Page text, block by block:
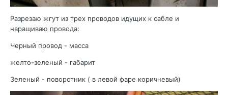
Разрезаю жгут из трех проводов идущих к сабле и
наращиваю провода:
Черный провод - масса
желто-зеленый - габарит
Зеленый - поворотник ( в левой фаре коричневый)